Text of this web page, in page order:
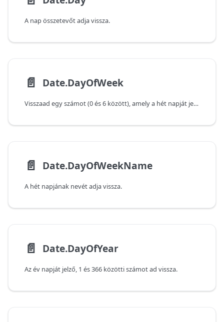
A nap összetevőt adja vissza.
📄️ Date.DayOfWeek
Visszaad egy számot (0 és 6 között), amely a hét napját jelöli a megadott érték vonatkozásában.
📄️ Date.DayOfWeekName
A hét napjának nevét adja vissza.
📄️ Date.DayOfYear
Az év napját jelző, 1 és 366 közötti számot ad vissza.